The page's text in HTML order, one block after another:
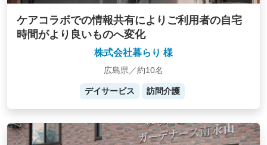
ケアコラボでの情報共有によりご利用者の自宅
時間がより良いものへ変化
株式会社暮らり 様
広島県／約10名
デイサービス 訪問介護